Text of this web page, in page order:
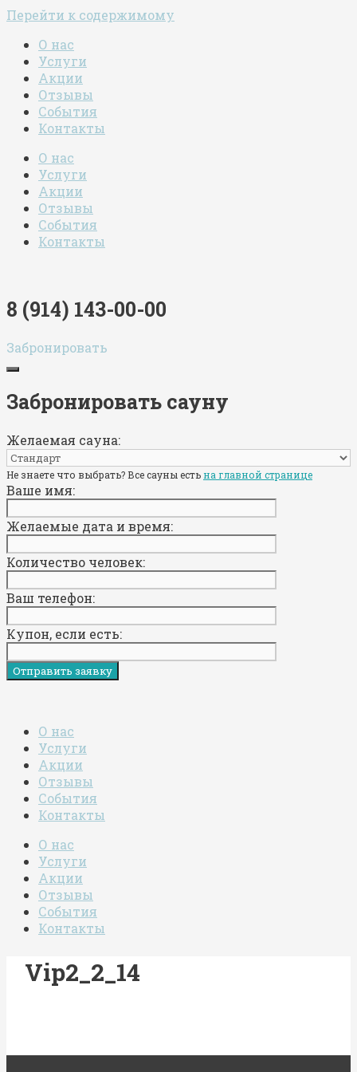
Перейти к содержимому
О нас
Услуги
Акции
Отзывы
События
Контакты
О нас
Услуги
Акции
Отзывы
События
Контакты
8 (914) 143-00-00
Забронировать
Забронировать сауну
Желаемая сауна:
Не знаете что выбрать? Все сауны естьна главной странице
Ваше имя:
Желаемые дата и время:
Количество человек:
Ваш телефон:
Купон, если есть:
О нас
Услуги
Акции
Отзывы
События
Контакты
О нас
Услуги
Акции
Отзывы
События
Контакты
Vip2_2_14